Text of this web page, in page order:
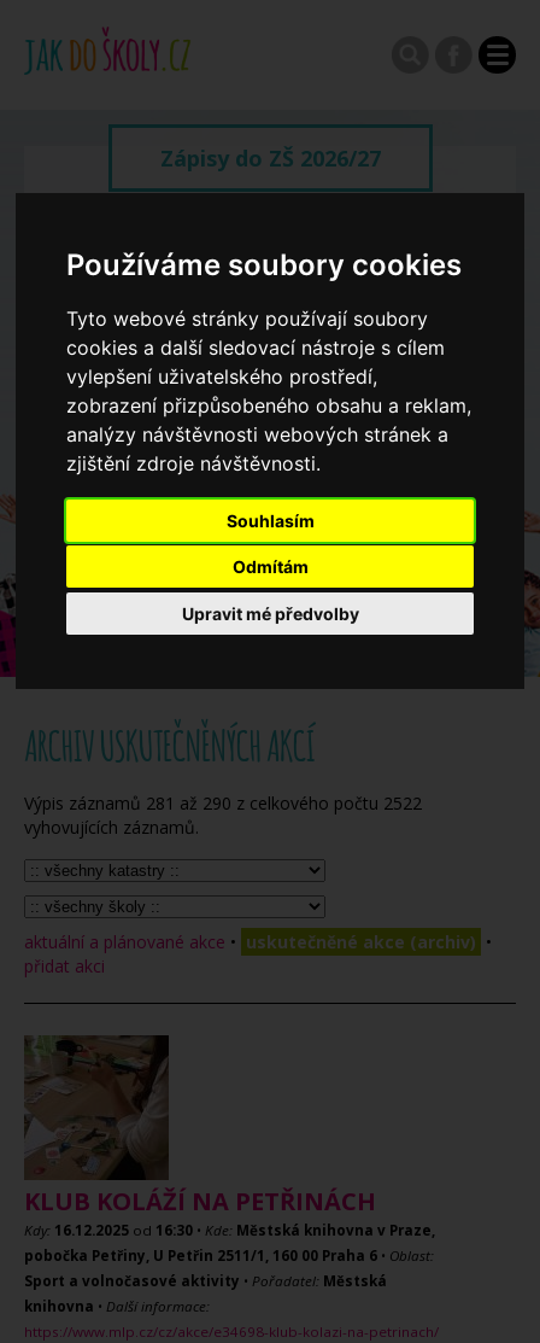
Používáme soubory cookies
Tyto webové stránky používají soubory
cookies a další sledovací nástroje s cílem
vylepšení uživatelského prostředí,
zobrazení přizpůsobeného obsahu a reklam,
analýzy návštěvnosti webových stránek a
zjištění zdroje návštěvnosti.
Souhlasím
Odmítám
Upravit mé předvolby
Zápisy do ZŠ 2026/27
Spádové oblasti ZŠ
Koncepce školství
Dny otevřených dveří ZŠ
Když potřebujete pomoci
Ročenka
ARCHIV USKUTEČNĚNÝCH AKCÍ
Výpis záznamů 281 až 290 z celkového počtu 2522
vyhovujících záznamů.
aktuální a plánované akce • uskutečněné akce (archiv) •
přidat akci
KLUB KOLÁŽÍ NA PETŘINÁCH
Kdy: 16.12.2025 od 16:30 • Kde: Městská knihovna v Praze,
pobočka Petřiny, U Petřin 2511/1, 160 00 Praha 6 • Oblast:
Sport a volnočasové aktivity • Pořadatel: Městská
knihovna • Další informace:
https://www.mlp.cz/cz/akce/e34698-klub-kolazi-na-petrinach/